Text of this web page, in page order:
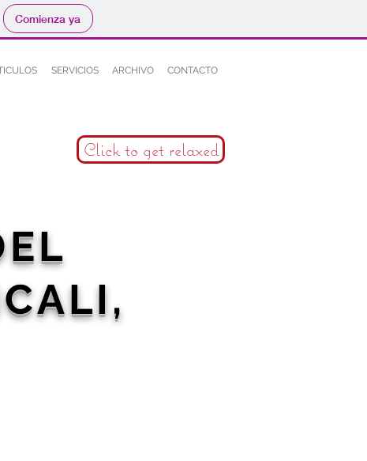
Comienza ya
SERVICIOS ARCHIVO CONTACTO
Click to get relaxed